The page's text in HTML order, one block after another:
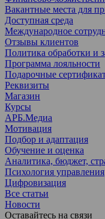
Вакантные места для
Доступная среда
Международное
Отзывы клиентов
Политика обработки и
Программа лояльности
Подарочные
Реквизиты
Магазин
Курсы
АРБ.Медиа
Мотивация
Подбор и адаптация
Обучение и оценка
Аналитика, бюджет,
Психология управления
Цифровизация
Все статьи
Новости
Оставайтесь на связи